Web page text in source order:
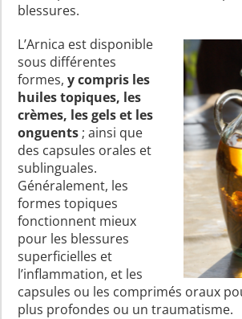
blessures.
L’Arnica est disponible
sous différentes
formes,y compris les
huiles topiques, les
crèmes, les gels et les
onguents ; ainsi que
des capsules orales et
sublinguales.
Généralement, les
formes topiques
fonctionnent mieux
pour les blessures
superficielles et
l’inflammation, et les
capsules ou les comprimés oraux
plus profondes ou un traumatisme.